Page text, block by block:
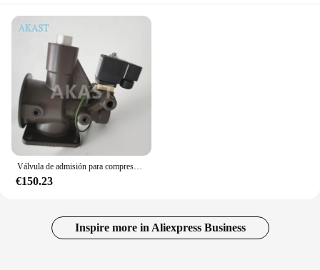
€150.23
Inspire more in Aliexpress Business